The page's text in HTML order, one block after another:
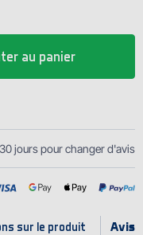
produit est convenable
de pêche.
Ne pas utiliser avec des
au panier
30 jours pour changer d'avis
sur le produit